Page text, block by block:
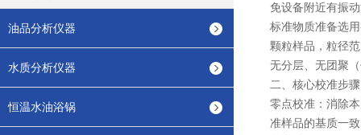
油品分析仪器
水质分析仪器
恒温水油浴锅
免设备附近有振
标准物质准备选
颗粒样品，粒径
无分层、无团聚
二、核心校准步
零点校准：消除
准样品的基质一